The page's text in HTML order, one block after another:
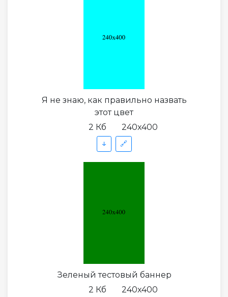
Я не знаю, как правильно назвать
этот цвет
2 Кб
240x400
↓ 🔗
Зеленый тестовый баннер
2 Кб
240x400